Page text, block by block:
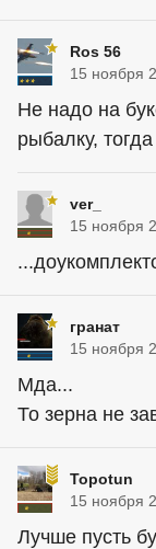
Ros 56
15 ноября
Не надо на
рыбалку, тогда
ver_
15 ноября
гранат
15 ноября
Мда...
То зерна не
Topotun
15 ноября
Лучше пусть